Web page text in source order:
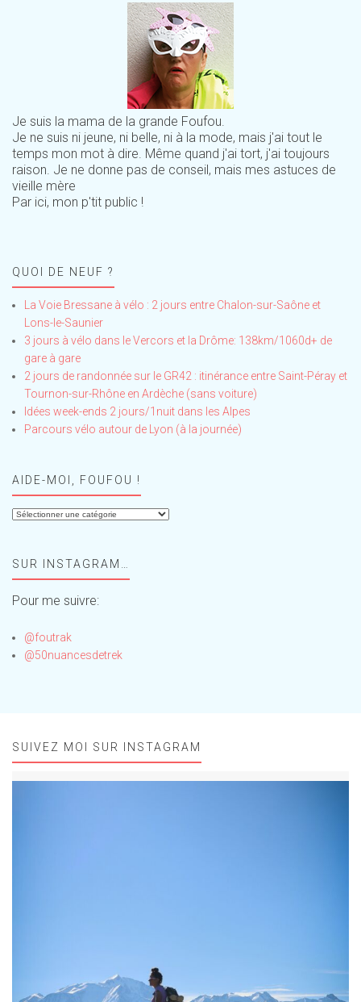
Je suis la mama de la grande Foufou.
Je ne suis ni jeune, ni belle, ni à la mode, mais j'ai tout le
temps mon mot à dire. Même quand j'ai tort, j'ai toujours
raison. Je ne donne pas de conseil, mais mes astuces de
vieille mère
Par ici, mon p'tit public !
QUOI DE NEUF ?
La Voie Bressane à vélo : 2 jours entre Chalon-sur-Saône et
Lons-le-Saunier
3 jours à vélo dans le Vercors et la Drôme: 138km/1060d+ de
gare à gare
2 jours de randonnée sur le GR42 : itinérance entre Saint-Péray et
Tournon-sur-Rhône en Ardèche (sans voiture)
Idées week-ends 2 jours/1nuit dans les Alpes
Parcours vélo autour de Lyon (à la journée)
AIDE-MOI, FOUFOU !
Aide-
!SUR INSTAGRAM…
Pour me suivre:
@foutrak
@50nuancesdetrek
SUIVEZ MOI SUR INSTAGRAM